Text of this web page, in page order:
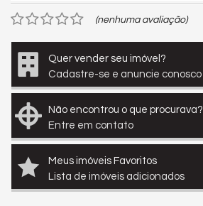
(nenhuma avaliação)
Quer vender seu imóvel?
Cadastre-se e anuncie conosco
Não encontrou o que procurava?
Entre em contato
Meus imóveis Favoritos
Lista de imóveis adicionados